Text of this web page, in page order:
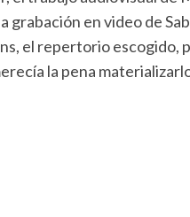
grabación en video de
el repertorio escogido,
la pena